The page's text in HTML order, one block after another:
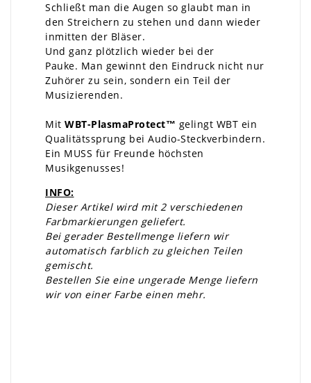
Schließt man die Augen so glaubt man in
den Streichern zu stehen und dann wieder
inmitten der Bläser.
Und ganz plötzlich wieder bei der
Pauke. Man gewinnt den Eindruck nicht nur
Zuhörer zu sein, sondern ein Teil der
Musizierenden.
Mit WBT-PlasmaProtect™ gelingt WBT ein
Qualitätssprung bei Audio-Steckverbindern.
Ein MUSS für Freunde höchsten
Musikgenusses!
INFO:
Dieser Artikel wird mit 2 verschiedenen
Farbmarkierungen geliefert.
Bei gerader Bestellmenge liefern wir
automatisch farblich zu gleichen Teilen
gemischt.
Bestellen Sie eine ungerade Menge liefern
wir von einer Farbe einen mehr.